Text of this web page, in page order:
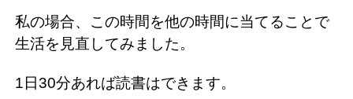
私の場合、この時間を他の時間に当てることで
生活を見直してみました。
1日30分あれば読書はできます。